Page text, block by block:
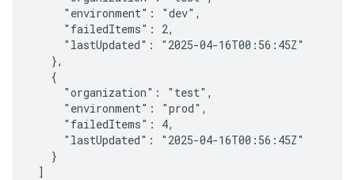
     "environment": "dev",
     "failedItems": 2,
     "lastUpdated": "2025-04-16T00:56:45Z"
   },
   {
     "organization": "test",
     "environment": "prod",
     "failedItems": 4,
     "lastUpdated": "2025-04-16T00:56:45Z"
   }
]